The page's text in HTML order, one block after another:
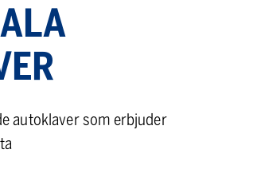
autoklaver som erbjuder